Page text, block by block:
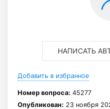
НАПИСАТЬ
Добавить в избранное
Номер вопроса: 45277
Опубликован: 23 ноября